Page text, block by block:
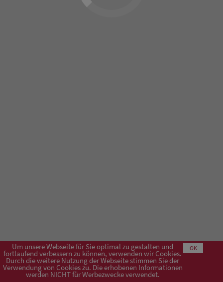
Um unsere Webseite für Sie optimal zu gestalten und
fortlaufend verbessern zu können, verwenden wir Cookies.
Durch die weitere Nutzung der Webseite stimmen Sie der
Verwendung von Cookies zu. Die erhobenen Informationen
werden NICHT für Werbezwecke verwendet.
OK
Impressum AGB Datenschutzerklärung